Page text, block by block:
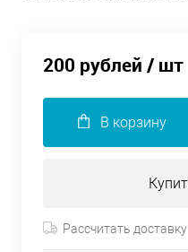
200 рублей / шт
В корзину
Рассчитать доставку